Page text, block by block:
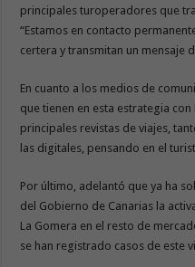
principales turoperadores que
“Estamos en contacto
certera y transmitan un mensaje
En cuanto a los medios de
que tienen en esta estrategia
principales revistas de viajes,
las digitales, pensando en el
Por último, adelantó que ya ha
del Gobierno de Canarias la
La Gomera en el resto de
se han registrado casos de este